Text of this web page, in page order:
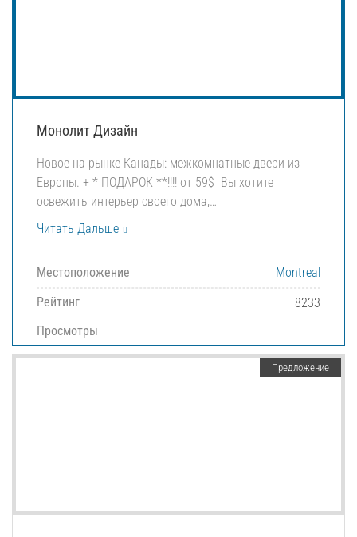
Монолит Дизайн
Новое на рынке Канады: межкомнатные двери из
Европы. + * ПОДАРОК ​​**!!!! от 59$ Вы хотите
освежить интерьер своего дома,…
Читать Дальше
Местоположение
Montreal
Рейтинг
Просмотры
8233
Предложение